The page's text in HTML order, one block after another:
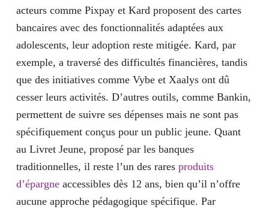
acteurs comme Pixpayet Kardproposent des cartes
bancaires avec des fonctionnalités adaptées aux
adolescents, leur adoption reste mitigée. Kard, par
exemple, a traversé des difficultés financières, tandis
que des initiatives comme Vybeet Xaalysont dû
cesser leurs activités. D’autres outils, comme Bankin,
permettent de suivre ses dépenses mais ne sont pas
spécifiquement conçus pour un public jeune. Quant
au Livret Jeune, proposé par les banques
traditionnelles, il reste l’un des rares produits
d’épargneaccessibles dès 12 ans, bien qu’il n’offre
aucune approche pédagogique spécifique. Par